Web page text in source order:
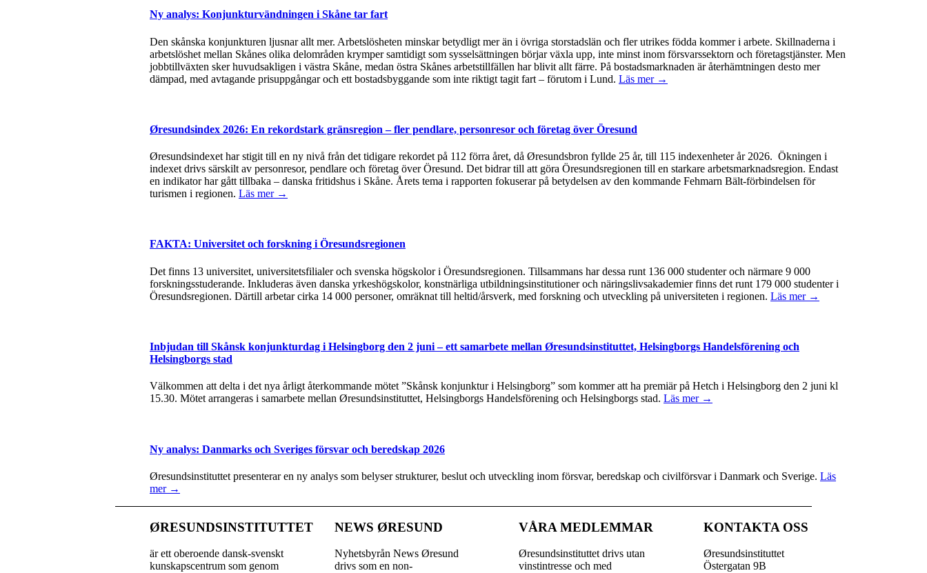
Ny analys: Konjunkturvändningen i Skåne tar fart
Den skånska konjunkturen ljusnar allt mer. Arbetslösheten minskar betydligt mer än i övriga storstadslän och fler utrikes födda kommer i arbete. Skillnaderna i
arbetslöshet mellan Skånes olika delområden krymper samtidigt som sysselsättningen börjar växla upp, inte minst inom försvarssektorn och företagstjänster. Men
jobbtillväxten sker huvudsakligen i västra Skåne, medan östra Skånes arbetstillfällen har blivit allt färre. På bostadsmarknaden är återhämtningen desto mer
dämpad, med avtagande prisuppgångar och ett bostadsbyggande som inte riktigt tagit fart – förutom i Lund. Läs mer →
Øresundsindex 2026: En rekordstark gränsregion – fler pendlare, personresor och företag över Öresund
Øresundsindexet har stigit till en ny nivå från det tidigare rekordet på 112 förra året, då Øresundsbron fyllde 25 år, till 115 indexenheter år 2026. Ökningen i
indexet drivs särskilt av personresor, pendlare och företag över Öresund. Det bidrar till att göra Öresundsregionen till en starkare arbetsmarknadsregion. Endast
en indikator har gått tillbaka – danska fritidshus i Skåne. Årets tema i rapporten fokuserar på betydelsen av den kommande Fehmarn Bält-förbindelsen för
turismen i regionen. Läs mer →
FAKTA: Universitet och forskning i Öresundsregionen
Det finns 13 universitet, universitetsfilialer och svenska högskolor i Öresundsregionen. Tillsammans har dessa runt 136 000 studenter och närmare 9 000
forskningsstuderande. Inkluderas även danska yrkeshögskolor, konstnärliga utbildningsinstitutioner och näringslivsakademier finns det runt 179 000 studenter i
Öresundsregionen. Därtill arbetar cirka 14 000 personer, omräknat till heltid/årsverk, med forskning och utveckling på universiteten i regionen. Läs mer →
Inbjudan till Skånsk konjunkturdag i Helsingborg den 2 juni – ett samarbete mellan Øresundsinstituttet, Helsingborgs Handelsförening och
Helsingborgs stad
Välkommen att delta i det nya årligt återkommande mötet ”Skånsk konjunktur i Helsingborg” som kommer att ha premiär på Hetch i Helsingborg den 2 juni kl
15.30. Mötet arrangeras i samarbete mellan Øresundsinstituttet, Helsingborgs Handelsförening och Helsingborgs stad. Läs mer →
Ny analys: Danmarks och Sveriges försvar och beredskap 2026
Øresundsinstituttet presenterar en ny analys som belyser strukturer, beslut och utveckling inom försvar, beredskap och civilförsvar i Danmark och Sverige. Läs
mer →
ØRESUNDSINSTITUTTET
är ett oberoende dansk-svenskt
kunskapscentrum som genom
NEWS ØRESUND
Nyhetsbyrån News Øresund
drivs som en non-
VÅRA MEDLEMMAR
Øresundsinstituttet drivs utan
vinst­intresse och med
KONTAKTA OSS
Øresundsinstituttet
Östergatan 9B